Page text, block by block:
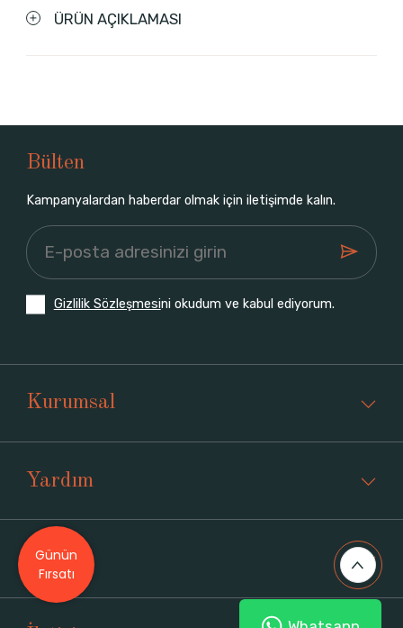
ÜRÜN AÇIKLAMASI
Bülten
Kampanyalardan haberdar olmak için iletişimde kalın.
Gizlilik Sözleşmesini okudum ve kabul ediyorum.
Kurumsal
Yardım
Üyelik
Günün
Fırsatı